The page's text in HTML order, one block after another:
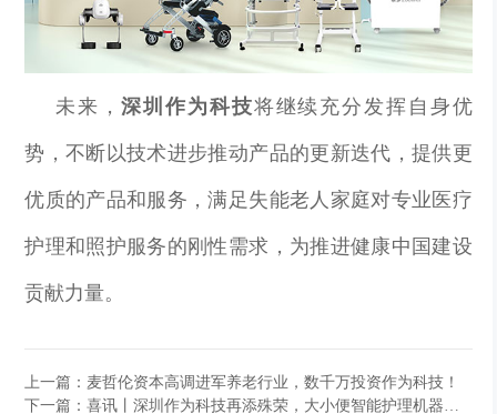
未来，深圳作为科技将继续充分发挥自身优
势，不断以技术进步推动产品的更新迭代，提供更
优质的产品和服务，满足失能老人家庭对专业医疗
护理和照护服务的刚性需求，为推进健康中国建设
贡献力量。
上一篇：麦哲伦资本高调进军养老行业，数千万投资作为科技！